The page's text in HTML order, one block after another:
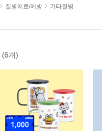
질병치료/예방 기타질병
(6개)